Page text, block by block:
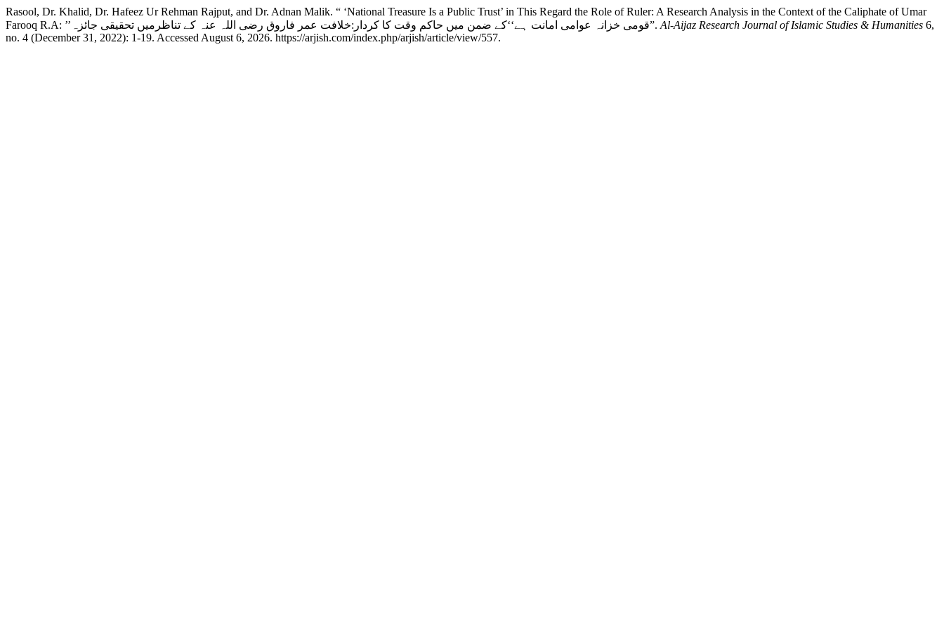
Rasool, Dr. Khalid, Dr. Hafeez Ur Rehman Rajput, and Dr. Adnan Malik. “ ‘National Treasure Is a Public Trust’ in This Regard the Role of Ruler: A Research Analysis in the Context of the Caliphate of Umar
Farooq R.A: ’’قومی خزانہ عوامی امانت ہے‘‘کے ضمن میں حاکم وقت کا کردار:خلافت عمر فاروق رضی اللہ عنہ کے تناظرمیں تحقیقی جائزہ”. Al-Aijaz Research Journal of Islamic Studies & Humanities 6,
no. 4 (December 31, 2022): 1-19. Accessed August 6, 2026. https://arjish.com/index.php/arjish/article/view/557.